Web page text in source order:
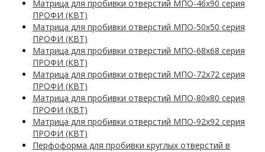
Матрица для пробивки отверстий МПО-46х90 серия
ПРОФИ (КВТ)
Матрица для пробивки отверстий МПО-50х50 серия
ПРОФИ (КВТ)
Матрица для пробивки отверстий МПО-68х68 серия
ПРОФИ (КВТ)
Матрица для пробивки отверстий МПО-72х72 серия
ПРОФИ (КВТ)
Матрица для пробивки отверстий МПО-80х80 серия
ПРОФИ (КВТ)
Матрица для пробивки отверстий МПО-92х92 серия
ПРОФИ (КВТ)
Перфоформа для пробивки круглых отверстий в